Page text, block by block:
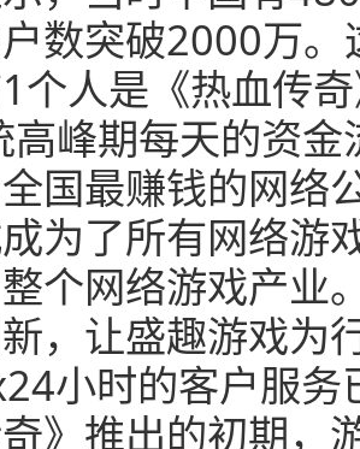
数突破2000万
个人是《热血传
高峰期每天的资
国最赚钱的网络
为了所有网络游
个网络游戏产业
，让盛趣游戏为
小时的客户服
奇》推出的初期